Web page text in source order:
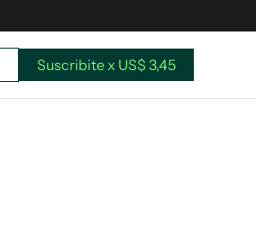
Suscribite x US$ 3,45